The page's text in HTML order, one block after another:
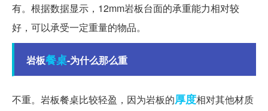
有。根据数据显示，12mm岩板台面的承重能力相对较
好，可以承受一定重量的物品。
岩板餐桌-为什么那么重
不重。岩板餐桌比较轻盈，因为岩板的厚度相对其他材质